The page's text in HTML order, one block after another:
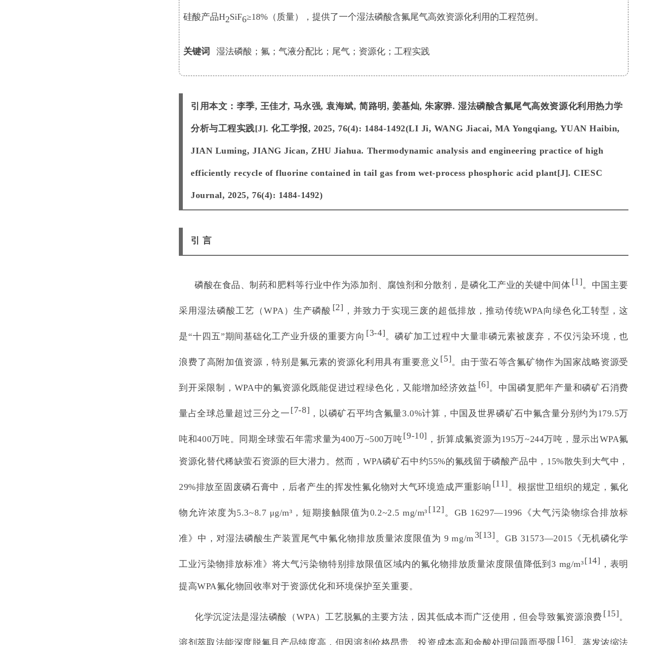
硅酸产品H2SiF6≥18%（质量），提供了一个湿法磷酸含氟尾气高效资源化利用的工程范例。
关键词 湿法磷酸 ； 氟 ； 气液分配比 ； 尾气 ； 资源化 ； 工程实践
引用本文： 李季, 王佳才, 马永强, 袁海斌, 简路明, 姜基灿, 朱家骅. 湿法磷酸含氟尾气高效资源化利用热力学
分析与工程实践[J]. 化工学报, 2025, 76(4): 1484-1492(LI Ji, WANG Jiacai, MA Yongqiang, YUAN Haibin,
JIAN Luming, JIANG Jican, ZHU Jiahua. Thermodynamic analysis and engineering practice of high
efficiently recycle of fluorine contained in tail gas from wet-process phosphoric acid plant[J]. CIESC
Journal, 2025, 76(4): 1484-1492)
引 言
磷酸在食品、制药和肥料等行业中作为添加剂、腐蚀剂和分散剂，是磷化工产业的关键中间体 [1 ]。中国主要
采用湿法磷酸工艺（WPA）生产磷酸 [2] ，并致力于实现三废的超低排放，推动传统WPA向绿色化工转型，这
是“十四五”期间基础化工产业升级的重要方向 [3-4]。磷矿加工过程中大量非磷元素被废弃，不仅污染环境，也
浪费了高附加值资源，特别是氟元素的资源化利用具有重要意义 [5]。由于萤石等含氟矿物作为国家战略资源受
到开采限制，WPA中的氟资源化既能促进过程绿色化，又能增加经济效益 [6]。中国磷复肥年产量和磷矿石消费
量占全球总量超过三分之一 [7-8] ，以磷矿石平均含氟量3.0%计算，中国及世界磷矿石中氟含量分别约为179.5万
吨和400万吨。同期全球萤石年需求量为400万~500万吨 [9-10] ，折算成氟资源为195万~244万吨，显示出WPA氟
资源化替代稀缺萤石资源的巨大潜力。然而，WPA磷矿石中约55%的氟残留于磷酸产品中，15%散失到大气中，
29%排放至固废磷石膏中，后者产生的挥发性氟化物对大气环境造成严重影响 [11] 。根据世卫组织的规定，氟化
物允许浓度为5.3~8.7 μg/m³，短期接触限值为0.2~2.5 mg/m³ [12] 。GB 16297—1996《大气污染物综合排放标
准》中，对湿法磷酸生产装置尾气中氟化物排放质量浓度限值为 9 mg/m 3[13] 。GB 31573—2015《无机磷化学
工业污染物排放标准》将大气污染物特别排放限值区域内的氟化物排放质量浓度限值降低到3 mg/m³[14] ，表明
提高WPA氟化物回收率对于资源优化和环境保护至关重要。
化学沉淀法是湿法磷酸（WPA）工艺脱氟的主要方法，因其低成本而广泛使用，但会导致氟资源浪费 [15]。
溶剂萃取法能深度脱氟且产品纯度高，但因溶剂价格昂贵、投资成本高和余酸处理问题而受限 [16]。蒸发浓缩法